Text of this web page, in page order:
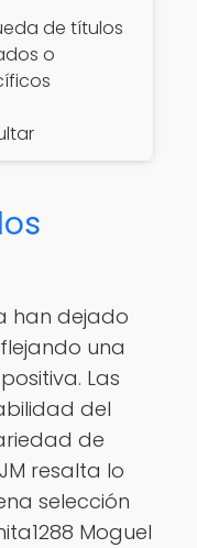
de títulos
o
han dejado
una
Las
del
de
resalta lo
selección
Moguel